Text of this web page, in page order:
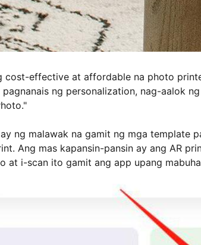
cost-effective at affordable na photo
ng personalization, nag-aalok
ng malawak na gamit ng mga template
Ang mas kapansin-pansin ay ang AR
at i-scan ito gamit ang app upang